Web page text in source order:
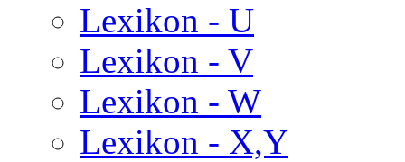
Lexikon - U
Lexikon - V
Lexikon - W
Lexikon - X,Y